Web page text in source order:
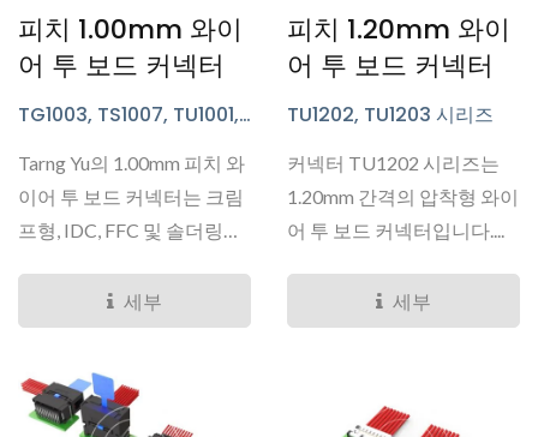
피치 1.00mm 와이
어 투 보드 커넥터
TG1003, TS1007, TU1001,
TU1007, TU1011, TU1020 시
리즈
Tarng Yu의 1.00mm 피치 와
이어 투 보드 커넥터는 크림
프형, IDC, FFC 및 솔더링
세부
피치 1.20mm 와이
어 투 보드 커넥터
TU1202, TU1203 시리즈
커넥터 TU1202 시리즈는
1.20mm 간격의 압착형 와이
어 투 보드 커넥터입니다....
세부